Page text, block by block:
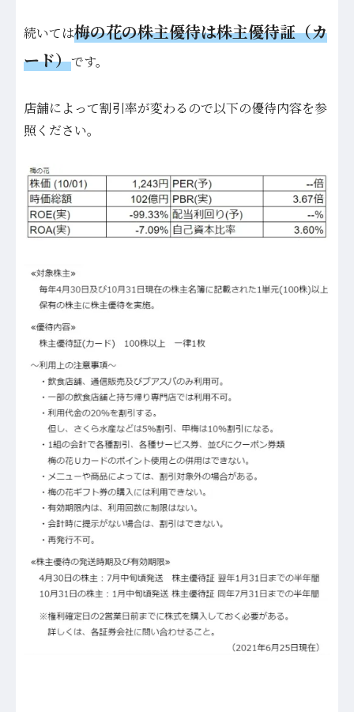
続いては梅の花の株主優待は株主優待証（カ
ード）です。
店舗によって割引率が変わるので以下の優待内容を参
照ください。